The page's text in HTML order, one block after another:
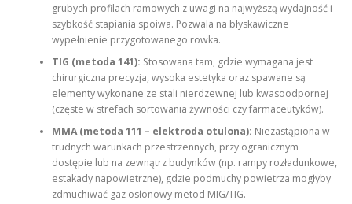
grubych profilach ramowych z uwagi na najwyższą wydajność i
szybkość stapiania spoiwa. Pozwala na błyskawiczne
wypełnienie przygotowanego rowka.
TIG (metoda 141): Stosowana tam, gdzie wymagana jest
chirurgiczna precyzja, wysoka estetyka oraz spawane są
elementy wykonane ze stali nierdzewnej lub kwasoodpornej
(częste w strefach sortowania żywności czy farmaceutyków).
MMA (metoda 111 – elektroda otulona): Niezastąpiona w
trudnych warunkach przestrzennych, przy ogranicznym
dostępie lub na zewnątrz budynków (np. rampy rozładunkowe,
estakady napowietrzne), gdzie podmuchy powietrza mogłyby
zdmuchiwać gaz osłonowy metod MIG/TIG.